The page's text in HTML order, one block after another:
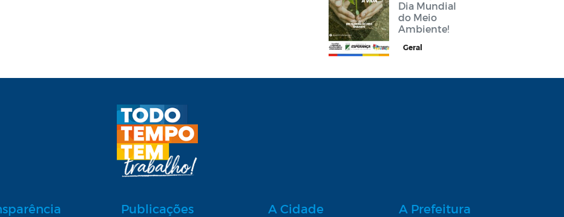
Dia Mundial
do Meio
Ambiente!
Geral
Publicações A Cidade A Prefeitura